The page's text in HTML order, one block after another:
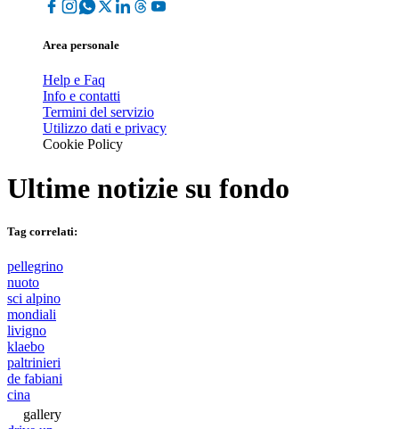
Area personale
Help e Faq
Info e contatti
Termini del servizio
Utilizzo dati e privacy
Cookie Policy
Ultime notizie su fondo
Tag correlati:
pellegrino
nuoto
sci alpino
mondiali
livigno
klaebo
paltrinieri
de fabiani
cina
gallery